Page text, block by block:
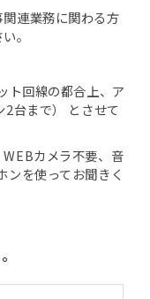
連業務に関わる方
。
ト回線の都合上、ア
台まで） とさせて
カメラ不要、音
ンを使ってお聞きく